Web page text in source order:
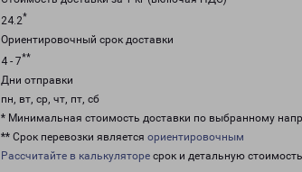
24.2*
Ориентировочный срок доставки
4 - 7**
Дни отправки
пн, вт, ср, чт, пт, сб
* Минимальная стоимость доставки по выбранному
** Срок перевозки является ориентировочным
Рассчитайте в калькуляторе срок и детальную